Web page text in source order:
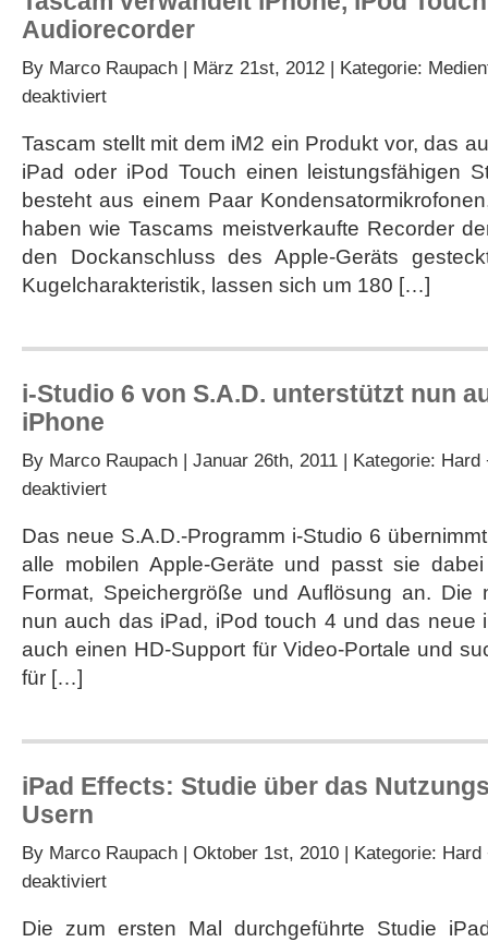
Audiorecorder
By Marco Raupach | März 21st, 2012 | Kategorie:
deaktiviertfür
iPhone,
iPod
und
iPad
in
Audiorecorder
Tascam stellt mit dem iM2 ein Produkt vor, das
iPad oder iPod Touch einen leistungsfähigen
besteht aus einem Paar
haben wie Tascams meistverkaufte Recorder
den Dockanschluss des Apple-Geräts
Kugelcharakteristik, lassen sich um 180 […]
i-Studio 6 von S.A.D. unterstützt nun
iPhone
By Marco Raupach | Januar 26th, 2011 | Kategorie: Hard
deaktiviertfür
6
von
unterstützt
nun
iPad
Das neue S.A.D.-Programm i-Studio 6
alle mobilen Apple-Geräte und passt sie
Format, Speichergröße und Auflösung an. Die
nun auch das iPad, iPod touch 4 und das neue
auch einen HD-Support für Video-Portale und
für […]
iPad Effects: Studie über das
Usern
By Marco Raupach | Oktober 1st, 2010 | Kategorie: Hard
deaktiviertfür
Studie
Die zum ersten Mal durchgeführte Studie